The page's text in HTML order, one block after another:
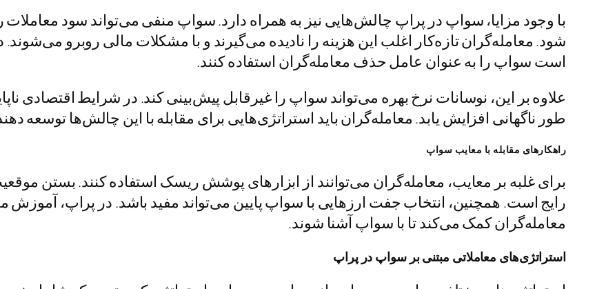
با وجود مزایا، سواپ در پراپ چالش‌هایی نیز به همراه دارد. سواپ منفی می‌تواند سود
شود. معامله‌گران تازه‌کار اغلب این هزینه را نادیده می‌گیرند و با مشکلات مالی روبرو
است سواپ را به عنوان عامل حذف معامله‌گران استفاده کنند.
علاوه بر این، نوسانات نرخ بهره می‌تواند سواپ را غیرقابل پیش‌بینی کند. در شرایط اقتصادی
طور ناگهانی افزایش یابد. معامله‌گران باید استراتژی‌هایی برای مقابله با این چالش‌ها توسعه
راهکارهای مقابله با معایب سواپ
برای غلبه بر معایب، معامله‌گران می‌توانند از ابزارهای پوشش ریسک استفاده کنند. بستن
رایج است. همچنین، انتخاب جفت ارزهایی با سواپ پایین می‌تواند مفید باشد. در پراپ، آموزش
معامله‌گران کمک می‌کند تا با سواپ آشنا شوند.
استراتژیهای معاملاتی مبتنی بر سواپ در پراپ